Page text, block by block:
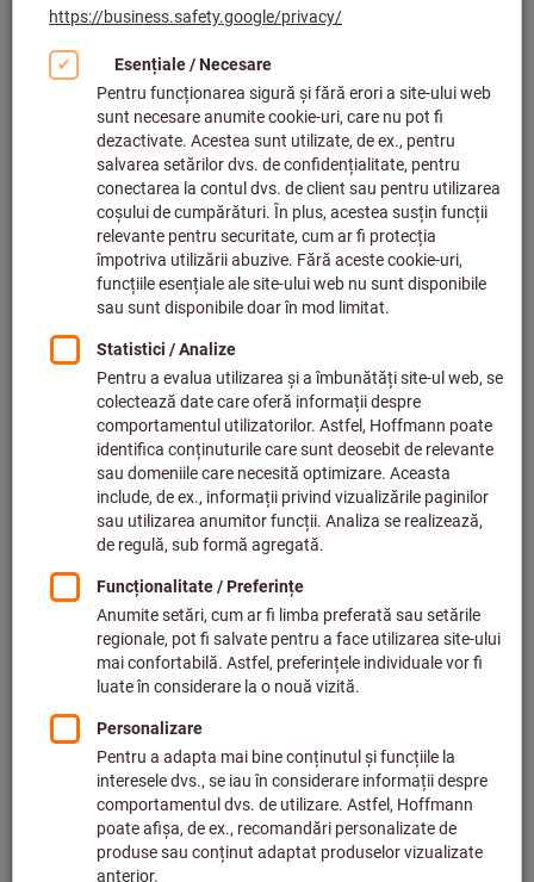
Certificatele obţinute de
Hoffmann Group confirmă
calitatea
Auditurile și certificatele documentează, că satisfacem cele
mai înalte cerințe în ceea ce privește siguranța, calitatea sau
livrarea. Pentru mulţi clienţi, de exemplu din industria
aerospațială sau din industria de automobile, aceste dovezi
de performanță întocmite în mod independent, sunt o cerință
de bază pentru orice cooperare. Pentru toți ceilalți, sunt
comerciale și expertiză în domeniul de servicii. Pentru noi ele
sunt pur și simplu o chestiune de la sine înţeleasă.
Testat cu fiabilitate – certificat
la nivel internațional
Standardele noastre de performanță și calitate sunt
verificate periodic de organisme independente. Auditurile și
certificările asigură transparența, confirmă angajamentul
nostru și constituie baza unui parteneriat de succes în
numeroase sectoare industriale – precum industria
aerospațială, auto și ingineria mecanică.
Deținem certificări conform: